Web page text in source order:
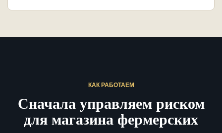
КАК РАБОТАЕМ
Сначала управляем риском
для магазина фермерских